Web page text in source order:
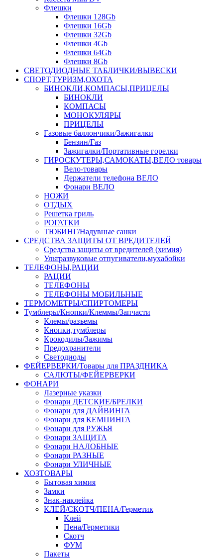
Флешки
Флешки 128Gb
Флешки 16Gb
Флешки 32Gb
Флешки 4Gb
Флешки 64Gb
Флешки 8Gb
СВЕТОДИОДНЫЕ ТАБЛИЧКИ/ВЫВЕСКИ
СПОРТ,ТУРИЗМ,ОХОТА
БИНОКЛИ,КОМПАСЫ,ПРИЦЕЛЫ
БИНОКЛИ
КОМПАСЫ
МОНОКУЛЯРЫ
ПРИЦЕЛЫ
Газовые баллончики/Зажигалки
Бензин/Газ
Зажигалки/Портативные горелки
ГИРОСКУТЕРЫ,САМОКАТЫ,ВЕЛО товары
Вело-товары
Держатели телефона ВЕЛО
Фонари ВЕЛО
НОЖИ
ОТДЫХ
Решетка гриль
РОГАТКИ
ТЮБИНГ/Надувные санки
СРЕДСТВА ЗАЩИТЫ ОТ ВРЕДИТЕЛЕЙ
Средства защиты от вредителей (химия)
Ультразвуковые отпугиватели,мухабойки
ТЕЛЕФОНЫ,РАЦИИ
РАЦИИ
ТЕЛЕФОНЫ
ТЕЛЕФОНЫ МОБИЛЬНЫЕ
ТЕРМОМЕТРЫ/СПИРТОМЕРЫ
Тумблеры/Кнопки/Клеммы/Запчасти
Клемы/разъемы
Кнопки,тумблеры
Крокодилы/Зажимы
Предохранители
Светодиоды
ФЕЙЕРВЕРКИ/Товары для ПРАЗДНИКА
САЛЮТЫ/ФЕЙЕРВЕРКИ
ФОНАРИ
Лазерные указки
Фонари ДЕТСКИЕ/БРЕЛКИ
Фонари для ДАЙВИНГА
Фонари для КЕМПИНГА
Фонари для РУЖЬЯ
Фонари ЗАЩИТА
Фонари НАЛОБНЫЕ
Фонари РАЗНЫЕ
Фонари УЛИЧНЫЕ
ХОЗТОВАРЫ
Бытовая химия
Замки
Знак-наклейка
КЛЕЙ/СКОТЧ/ПЕНА/Герметик
Клей
Пена/Герметики
Скотч
ФУМ
Пакеты